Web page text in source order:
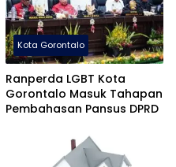
Kota Gorontalo
Ranperda LGBT Kota
Gorontalo Masuk Tahapan
Pembahasan Pansus DPRD